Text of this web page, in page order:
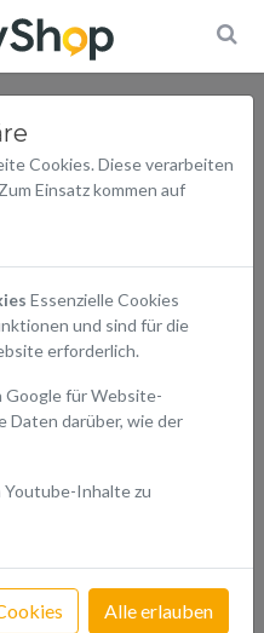
Cookies. Diese verarbeiten
Einsatz kommen auf
Essenzielle Cookies
und sind für die
erforderlich.
Google für Website-
Daten darüber, wie der
Inhalte zu
Alle erlauben